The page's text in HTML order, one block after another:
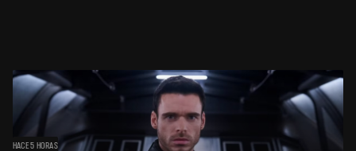
HACE 5 HORAS